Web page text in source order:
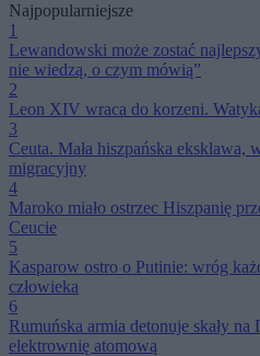
Najpopularniejsze
1
Lewandowski może zostać
nie wiedzą, o czym mówią”
2
Leon XIV wraca do korzeni.
3
Ceuta. Mała hiszpańska eksklawa,
migracyjny
4
Maroko miało ostrzec Hiszpanię
Ceucie
5
Kasparow ostro o Putinie: wróg
człowieka
6
Rumuńska armia detonuje skały
elektrownię atomową